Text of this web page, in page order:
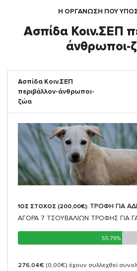
Η ΟΡΓΆΝΩΣΗ ΠΟΥ
Ασπίδα Κοιν.ΣΕΠ
άνθρωποι-
Ασπίδα Κοιν.ΣΕΠ
περιβάλλον-άνθρωποι-
ζώα
1ΟΣ ΣΤΟΧΟΣ (200,00€): ΤΡΟΦΗ ΓΙΑ
ΑΓΟΡΑ 7 ΤΣΟΥΒΑΛΙΩΝ ΤΡΟΦΗΣ ΓΙΑ
55.79%
55.79%
276,04€ (0,00€) έχουν συλλεχθεί